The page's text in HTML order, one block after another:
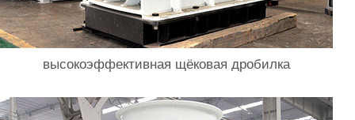
высокоэффективная щёковая дробилка